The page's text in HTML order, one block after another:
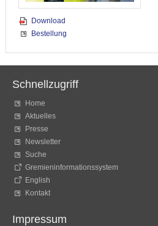
Download
Bestellung
Schnellzugriff
Home
Aktuelles
Presse
Newsletter
Suche
Gremieninformationssystem
English
Kontakt
Impressum